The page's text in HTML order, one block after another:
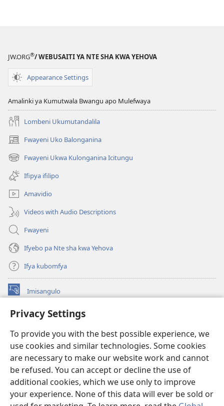
Privacy Settings
To provide you with the best possible experience, we
use cookies and similar technologies. Some cookies
are necessary to make our website work and cannot
be refused. You can accept or decline the use of
additional cookies, which we use only to improve
your experience. None of this data will ever be sold or
Fingabafwa?
JW.ORG®/ WEBUSAITI YA NTE SHA KWA YEHOVA
Appearance Settings
Amalinki ya Kumutwala Bwangu apo Mulefwaya
Lombeni Ukumutandalila
Fwayeni Uko Balonganina
(yalaisula
na
imbi)
Fwayeni Ukwa Kulonganina Icitungu
(yalaisula
na
imbi)
Ifipya ifilipo
Amavidio
Videos with Audio Descriptions
Fwayeni
Ifyebo pa Nte sha kwa Yehova
Ifya kubomfya
Imisangulo
(yalaisula
imbi) Watchtower LAIBRARE YA PA INTANETI™
na
imbi)
JW Hub ®
(yalaisula
na
imbi)
App
Watchtower Library